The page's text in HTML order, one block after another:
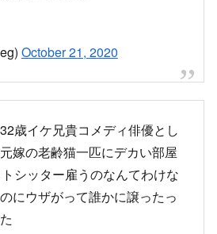
October 21, 2020
歳イケ兄貴コメディ俳優とし
嫁の老齢猫一匹にデカい部屋
シッター雇うのなんてわけな
にウザがって誰かに譲ったっ